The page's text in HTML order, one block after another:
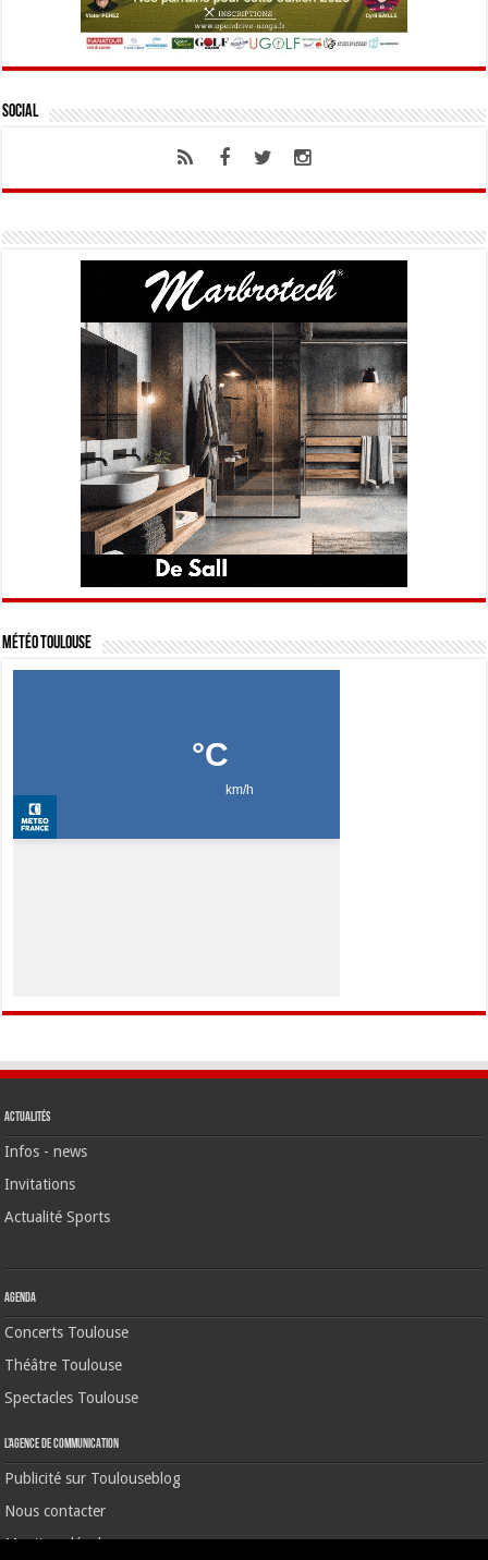
Social
Météo Toulouse
Actualités
Infos - news
Invitations
Actualité Sports
Agenda
Concerts Toulouse
Théâtre Toulouse
Spectacles Toulouse
L’agence de communication
Publicité sur Toulouseblog
Nous contacter
Mentions légales